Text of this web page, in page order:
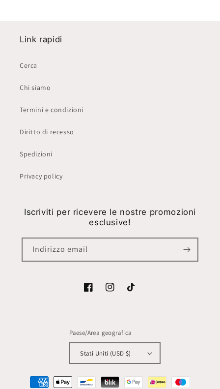
Link rapidi
Cerca
Chi siamo
Termini e condizioni
Diritto di recesso
Spedizioni
Privacy policy
Iscriviti per ricevere le nostre promozioni
esclusive!
Indirizzo email
FacebookInstagramTikTok
Paese/Area geografica
Stati Uniti (USD $)
Metodi